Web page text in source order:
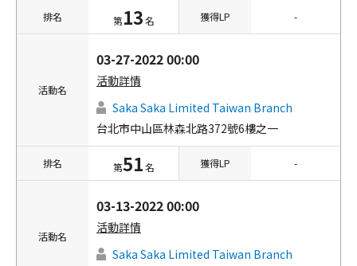
排名 第13名 獲得LP -
活動名
03-27-2022 00:00
活動詳情
Saka Saka Limited Taiwan Branch
台北市中山區林森北路372號6樓之一
排名 第51名 獲得LP -
活動名
03-13-2022 00:00
活動詳情
Saka Saka Limited Taiwan Branch